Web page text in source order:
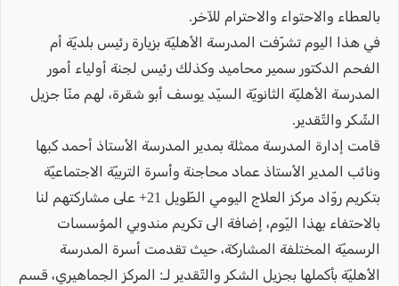
بالعطاء والاحتواء والاحترام للآخر.
في هذا اليوم تشرّفت المدرسة الأهليّة بزيارة رئيس بلديّة أم
الفحم الدكتور سمير محاميد وكذلك رئيس لجنة أولياء أمور
المدرسة الأهليّة الثانويّة السيّد يوسف أبو شقرة، لهم منّا جزيل
الشّكر والتّقدير.
قامت إدارة المدرسة ممثلة بمدير المدرسة الأستاذ أحمد كبها
ونائب المدير الأستاذ عماد محاجنة وأسرة التربيّة الاجتماعيّة
بتكريم روّاد مركز العلاج اليومي الطّويل 21+ على مشاركتهم لنا
بالاحتفاء بهذا اليّوم، إضافة الى تكريم مندوبي المؤسسات
الرسميّة المختلفة المشاركة، حيث تقدمت أسرة المدرسة
الأهليّة بأكملها بجزيل الشكر والتّقدير لـ: المركز الجماهيري، قسم